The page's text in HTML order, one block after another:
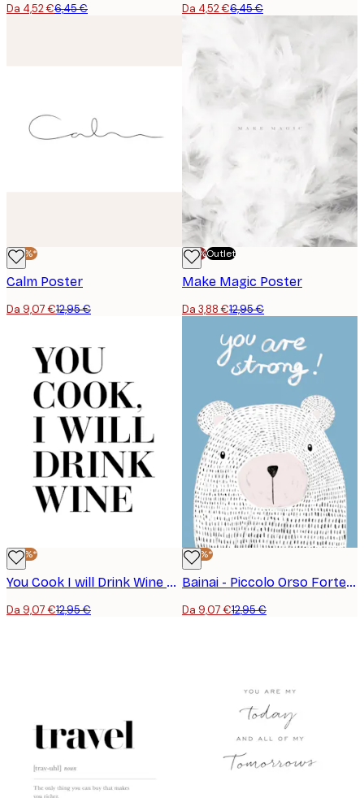
Da 4,52 €6,45 € Da 4,52 €6,45 €
-30%*
Calm Poster
Da 9,07 €12,95 €
-70%Outlet
Make Magic Poster
Da 3,88 €12,95 €
-30%*
You Cook I will Drink Wine Poster
Da 9,07 €12,95 €
-30%*
Bainai - Piccolo Orso Forte Poster
Da 9,07 €12,95 €